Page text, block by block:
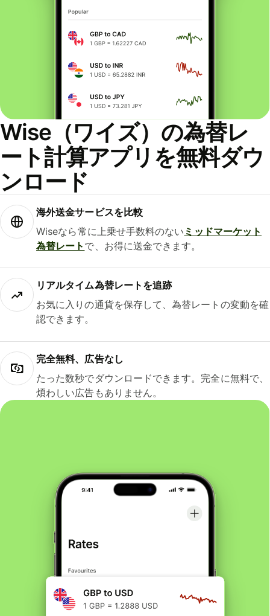
Wise（ワイズ）の為替レ
ート計算アプリを無料ダウ
ンロード
海外送金サービスを比較
Wiseなら常に上乗せ手数料のない ミッドマーケット
為替レート で、お得に送金できます。
リアルタイム為替レートを追跡
お気に入りの通貨を保存して、為替レートの変動を確
認できます。
完全無料、広告なし
たった数秒でダウンロードできます。完全に無料で、
煩わしい広告もありません。